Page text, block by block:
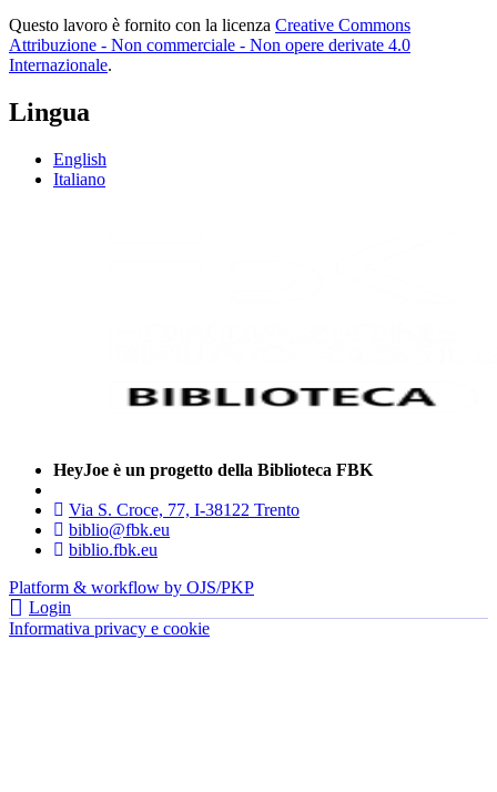
Questo lavoro è fornito con la licenza Creative Commons
Attribuzione - Non commerciale - Non opere derivate 4.0
Internazionale.
Lingua
English
Italiano
HeyJoe è un progetto della Biblioteca FBK
Via S. Croce, 77, I-38122 Trento
biblio@fbk.eu
biblio.fbk.eu
Platform & workflow by OJS/PKP
Login
Informativa privacy e cookie